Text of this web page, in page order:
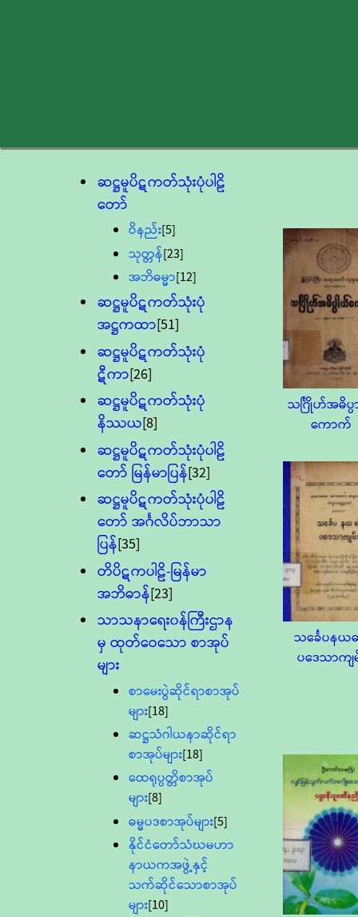
ဆဋ္ဌမူပိဋကတ်သုံးပုံပါဠိ
တော်
ဝိနည်း[5]
သုတ္တန်[23]
အဘိဓမ္မာ[12]
ဆဋ္ဌမူပိဋကတ်သုံးပုံ
အဋ္ဌကထာ[51]
ဆဋ္ဌမူပိဋကတ်သုံးပုံ
ဋီကာ[26]
ဆဋ္ဌမူပိဋကတ်သုံးပုံ
နိဿယ[8]
ဆဋ္ဌမူပိဋကတ်သုံးပုံပါဠိ
တော် မြန်မာပြန်[32]
ဆဋ္ဌမူပိဋကတ်သုံးပုံပါဠိ
တော် အင်္ဂလိပ်ဘာသာ
ပြန်[35]
တိပိဋကပါဠိ-မြန်မာ
အဘိဓာန်[23]
သာသနာရေး၀န်ကြီးဌာန
မှ ထုတ်ဝေသော စာအုပ်
များ
စာမေးပွဲဆိုင်ရာစာအုပ်
များ[18]
ဆဋ္ဌသံဂါယနာဆိုင်ရာ
စာအုပ်များ[18]
ထေရုပ္ပတ္တိစာအုပ်
များ[8]
ဓမ္မပဒစာအုပ်များ[5]
နိုင်ငံတော်သံဃမဟာ
နာယကအဖွဲ့နှင့်
သက်ဆိုင်သောစာအုပ်
များ[10]
သင်္ဂြိုဟ်အဓိပ္
ကောက်
သင်္ခေပနယဓ
ပဒေသာကျ